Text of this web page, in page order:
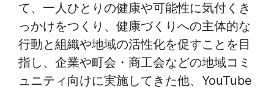
て、一人ひとりの健康や可能性に気付くき
っかけをつくり、健康づくりへの主体的な
行動と組織や地域の活性化を促すことを目
指し、企業や町会・商工会などの地域コミ
ュニティ向けに実施してきた他、YouTube